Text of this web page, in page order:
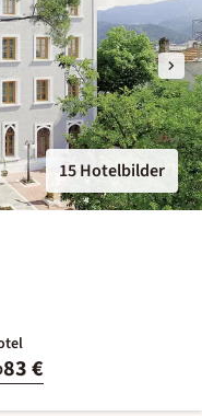
15 Hotelbilder
83 €